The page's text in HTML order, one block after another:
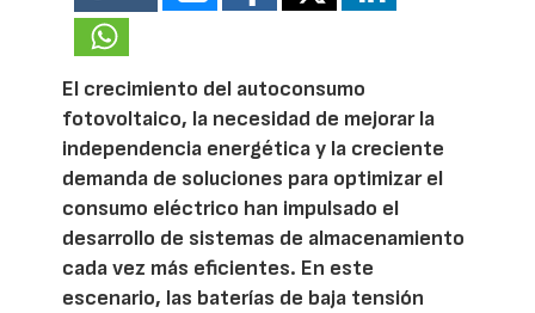
El crecimiento del autoconsumo
fotovoltaico, la necesidad de mejorar la
independencia energética y la creciente
demanda de soluciones para optimizar el
consumo eléctrico han impulsado el
desarrollo de sistemas de almacenamiento
cada vez más eficientes. En este
escenario, las baterías de baja tensión